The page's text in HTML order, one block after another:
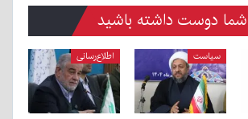
دوست داشته باشید
سیاست اطلاع‌رسانی